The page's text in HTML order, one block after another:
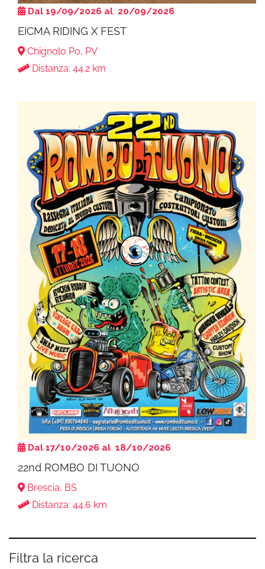
Dal 19/09/2026 al 20/09/2026
EICMA RIDING X FEST
Chignolo Po, PV
Distanza: 44.2 km
Dal 17/10/2026 al 18/10/2026
22nd ROMBO DI TUONO
Brescia, BS
Distanza: 44.6 km
Filtra la ricerca